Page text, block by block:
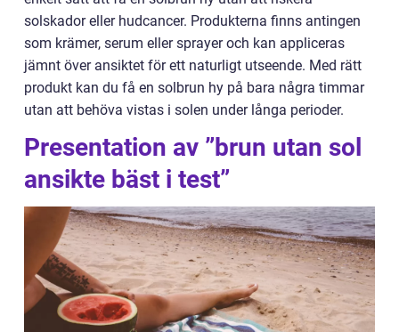
solskador eller hudcancer. Produkterna finns antingen
som krämer, serum eller sprayer och kan appliceras
jämnt över ansiktet för ett naturligt utseende. Med rätt
produkt kan du få en solbrun hy på bara några timmar
utan att behöva vistas i solen under långa perioder.
Presentation av ”brun utan sol
ansikte bäst i test”